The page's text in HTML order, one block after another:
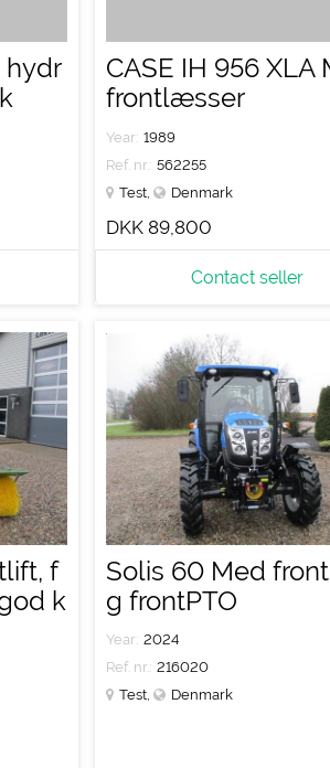
CASE IH 956 XLA
frontlæsser
Year: 1989
Ref. nr.: 562255
Test, Denmark
DKK 89,800
Contact seller
f
k
Solis 60 Med
g frontPTO
Year: 2024
Ref. nr.: 216020
Test, Denmark